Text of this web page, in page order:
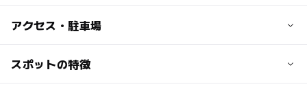
アクセス・駐車場
交通アクセス
スポットの特徴